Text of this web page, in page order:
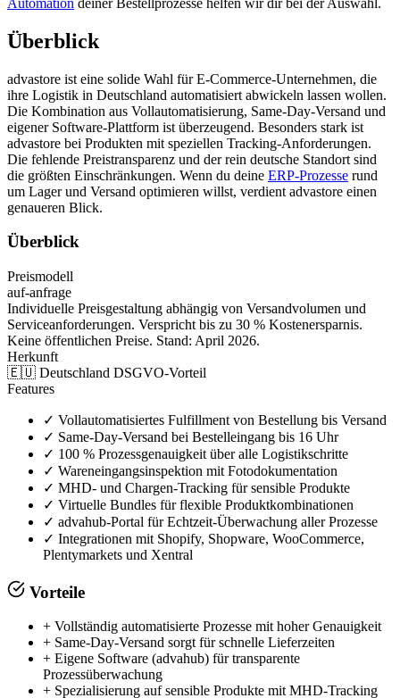
Überblick
advastore ist eine solide Wahl für E-Commerce-Unternehmen, die
ihre Logistik in Deutschland automatisiert abwickeln lassen wollen.
Die Kombination aus Vollautomatisierung, Same-Day-Versand und
eigener Software-Plattform ist überzeugend. Besonders stark ist
advastore bei Produkten mit speziellen Tracking-Anforderungen.
Die fehlende Preistransparenz und der rein deutsche Standort sind
die größten Einschränkungen. Wenn du deine ERP-Prozesse rund
um Lager und Versand optimieren willst, verdient advastore einen
genaueren Blick.
Überblick
Preismodell
auf-anfrage
Individuelle Preisgestaltung abhängig von Versandvolumen und
Serviceanforderungen. Verspricht bis zu 30 % Kostenersparnis.
Keine öffentlichen Preise. Stand: April 2026.
Herkunft
🇪🇺 Deutschland DSGVO-Vorteil
Features
✓ Vollautomatisiertes Fulfillment von Bestellung bis Versand
✓ Same-Day-Versand bei Bestelleingang bis 16 Uhr
✓ 100 % Prozessgenauigkeit über alle Logistikschritte
✓ Wareneingangsinspektion mit Fotodokumentation
✓ MHD- und Chargen-Tracking für sensible Produkte
✓ Virtuelle Bundles für flexible Produktkombinationen
✓ advahub-Portal für Echtzeit-Überwachung aller Prozesse
✓ Integrationen mit Shopify, Shopware, WooCommerce,
Plentymarkets und Xentral
Vorteile
+ Vollständig automatisierte Prozesse mit hoher Genauigkeit
+ Same-Day-Versand sorgt für schnelle Lieferzeiten
+ Eigene Software (advahub) für transparente
Prozessüberwachung
+ Spezialisierung auf sensible Produkte mit MHD-Tracking